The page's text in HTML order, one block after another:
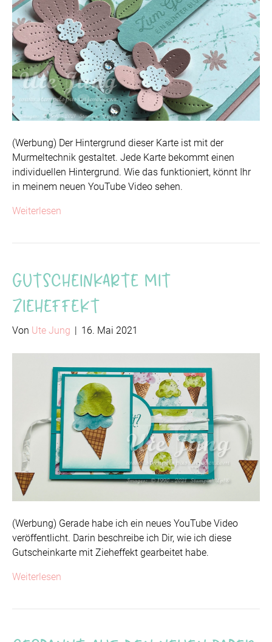
(Werbung) Der Hintergrund dieser Karte ist mit der
Murmeltechnik gestaltet. Jede Karte bekommt einen
individuellen Hintergrund. Wie das funktioniert, könnt Ihr
in meinem neuen YouTube Video sehen.
Weiterlesen
Gutscheinkarte mit
Zieheffekt
Von Ute Jung | 16. Mai 2021
(Werbung) Gerade habe ich ein neues YouTube Video
veröffentlicht. Darin beschreibe ich Dir, wie ich diese
Gutscheinkarte mit Zieheffekt gearbeitet habe.
Weiterlesen